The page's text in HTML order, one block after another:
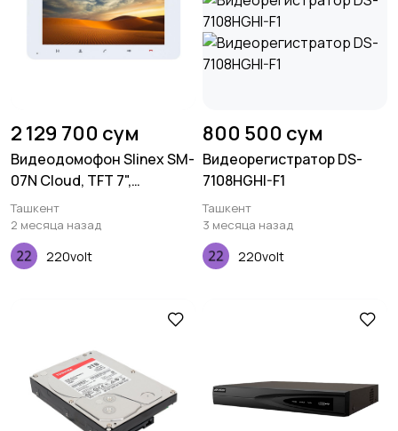
2 129 700 сум
Видеодомофон Slinex SM-
07N Cloud, TFT 7",
детектор движения,
переадресация, белый
Ташкент
2 месяца назад
220volt
800 500 сум
Видеорегистратор DS-
7108HGHI-F1
Ташкент
3 месяца назад
220volt